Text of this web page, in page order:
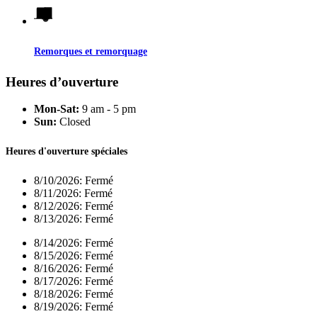
Remorques et remorquage
Heures d’ouverture
Mon-Sat: 9 am - 5 pm
Sun: Closed
Heures d'ouverture spéciales
8/10/2026: Fermé
8/11/2026: Fermé
8/12/2026: Fermé
8/13/2026: Fermé
8/14/2026: Fermé
8/15/2026: Fermé
8/16/2026: Fermé
8/17/2026: Fermé
8/18/2026: Fermé
8/19/2026: Fermé